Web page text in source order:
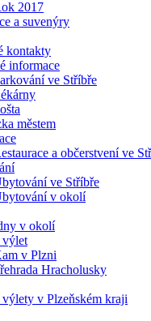
2017
a suvenýry
kontakty
informace
ve Stříbře
městem
a občerstvení ve
ve Stříbře
v okolí
v okolí
výlet
v Plzni
Hracholusky
v Plzeňském kraji